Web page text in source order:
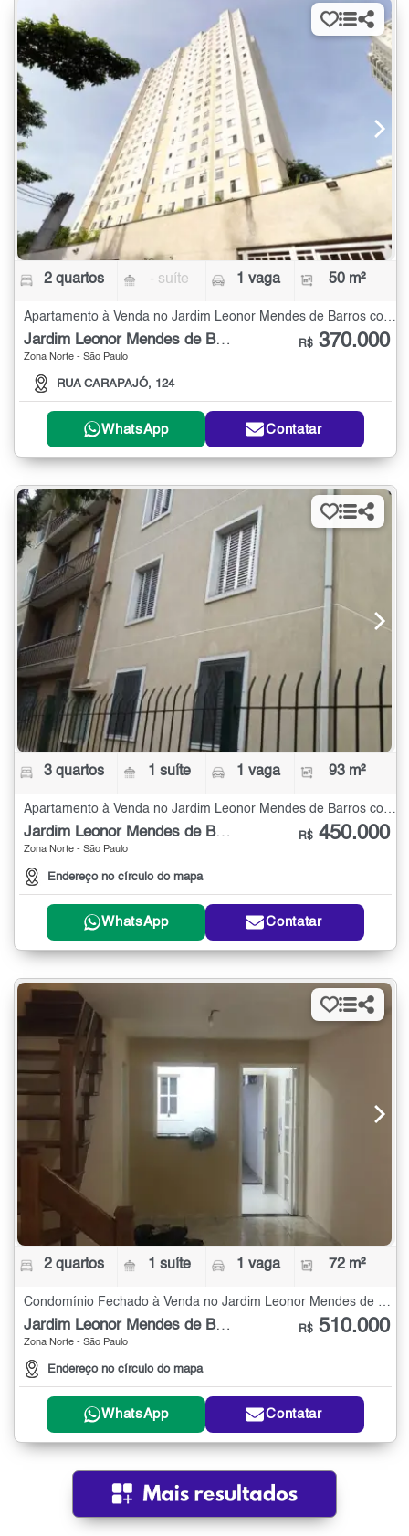
2 quartos - suíte 1 vaga 50 m²
Apartamento à Venda no Jardim Leonor Mendes de Barros com 2 quartos - 50 m²
Jardim Leonor Mendes de Barros
Zona Norte - São Paulo
RUA CARAPAJÓ, 124
R$ 370.000
WhatsApp Contatar
3 quartos 1 suíte 1 vaga 93 m²
Apartamento à Venda no Jardim Leonor Mendes de Barros com 3 quartos - 93 m²
Jardim Leonor Mendes de Barros
Zona Norte - São Paulo
Endereço no círculo do mapa
R$ 450.000
WhatsApp Contatar
2 quartos 1 suíte 1 vaga 72 m²
Jardim Leonor Mendes de Barros
Zona Norte - São Paulo
Endereço no círculo do mapa
R$ 510.000
WhatsApp Contatar